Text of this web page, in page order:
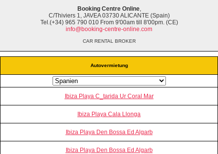
Autovermietung
Ibiza Playa C_tarida Ur Coral Mar
Ibiza Playa Cala Llonga
Ibiza Playa Den Bossa Ed Algarb
Ibiza Playa Den Bossa Ed Algarb
Booking Centre Online,
C/Thiviers 1, JAVEA 03730 ALICANTE (Spain)
Tel.(+34) 965 790 010 From 9'00am till 8'00pm. (CE)
info@booking-centre-online.com
CAR RENTAL BROKER